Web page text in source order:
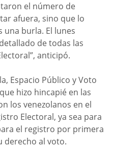
el número de
afuera, sino que lo
una burla. El lunes
de todas las
anticipó.
Espacio Público y Voto
hizo hincapié en las
los venezolanos en el
Electoral, ya sea para
el registro por primera
derecho al voto.